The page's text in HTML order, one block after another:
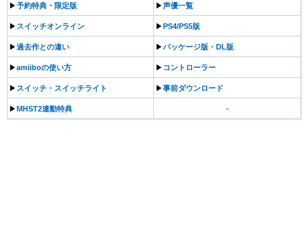
▶︎予約特典・限定版 ▶︎声優一覧
▶︎ スイッチオンライン ▶︎PS4/PS5版
▶︎過去作との違い ▶︎パッケージ版・DL版
▶︎amiiboの使い方 ▶︎ コントローラー
▶︎ スイッチ・スイッチライト ▶︎事前ダウンロード
▶︎MHST2連動特典 -